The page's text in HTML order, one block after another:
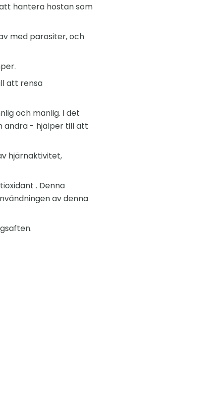
hantera hostan som
med parasiter, och
att rensa
och manlig. I det
andra - hjälper till att
hjärnaktivitet,
. Denna
av denna